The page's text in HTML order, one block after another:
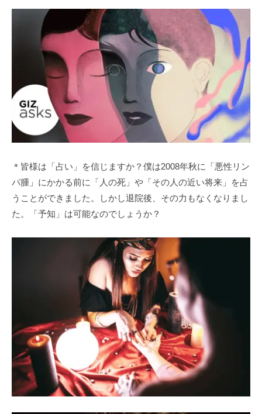
＊皆様は「占い」を信じますか？僕は2008年秋に「悪性リン
パ腫」にかかる前に「人の死」や「その人の近い将来」を占
うことができました。しかし退院後、その力もなくなりまし
た。「予知」は可能なのでしょうか？